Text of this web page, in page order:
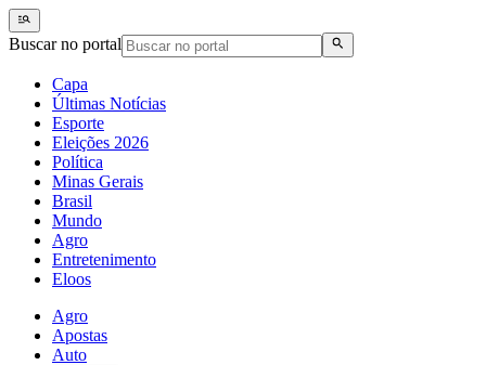
Buscar no portal
Capa
Últimas Notícias
Esporte
Eleições 2026
Política
Minas Gerais
Brasil
Mundo
Agro
Entretenimento
Eloos
Agro
Apostas
Auto